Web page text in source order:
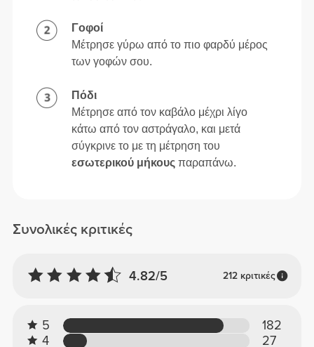
Συνολικές κριτικές
4.82/5 212 κριτικές
5
182
4
27
Γοφοί
Μέτρησε γύρω από το πιο φαρδύ μέρος
των γοφών σου.
Πόδι
Μέτρησε από τον καβάλο μέχρι λίγο
κάτω από τον αστράγαλο, και μετά
σύγκρινε το με τη μέτρηση του
εσωτερικού μήκους παραπάνω.